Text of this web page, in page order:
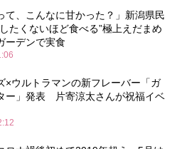
て、こんなに甘かった？」新潟県民
たくないほど食べる”極上えだまめ
ーデンで実食
×ウルトラマンの新フレーバー「ガ
ー」発表 片寄涼太さんが祝福イベ